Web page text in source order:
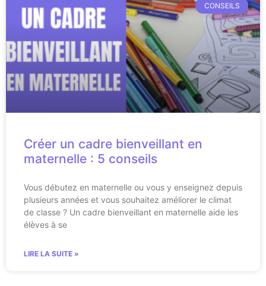
CONSEILS
Créer un cadre bienveillant en
maternelle : 5 conseils
Vous débutez en maternelle ou vous y enseignez depuis
plusieurs années et vous souhaitez améliorer le climat
de classe ? Un cadre bienveillant en maternelle aide les
élèves à se
LIRE LA SUITE »